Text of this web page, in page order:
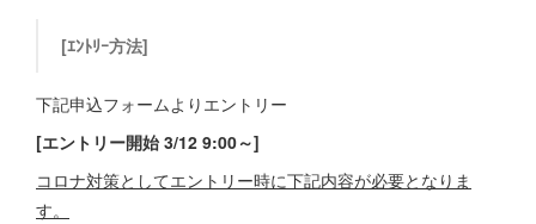
[ｴﾝﾄﾘｰ方法]
下記申込フォームよりエントリー
[エントリー開始 3/12 9:00～]
コロナ対策としてエントリー時に下記内容が必要となりま
す。